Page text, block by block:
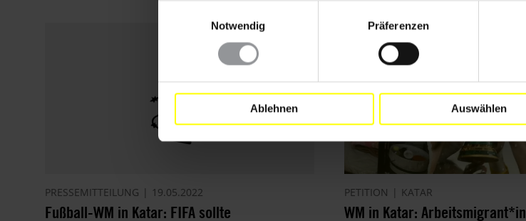
Notwendig
Präferenzen
Ablehnen Auswählen
PRESSEMITTEILUNG 19.05.2022
Fußball-WM in Katar: FIFA sollte
PETITION KATAR
WM in Katar: